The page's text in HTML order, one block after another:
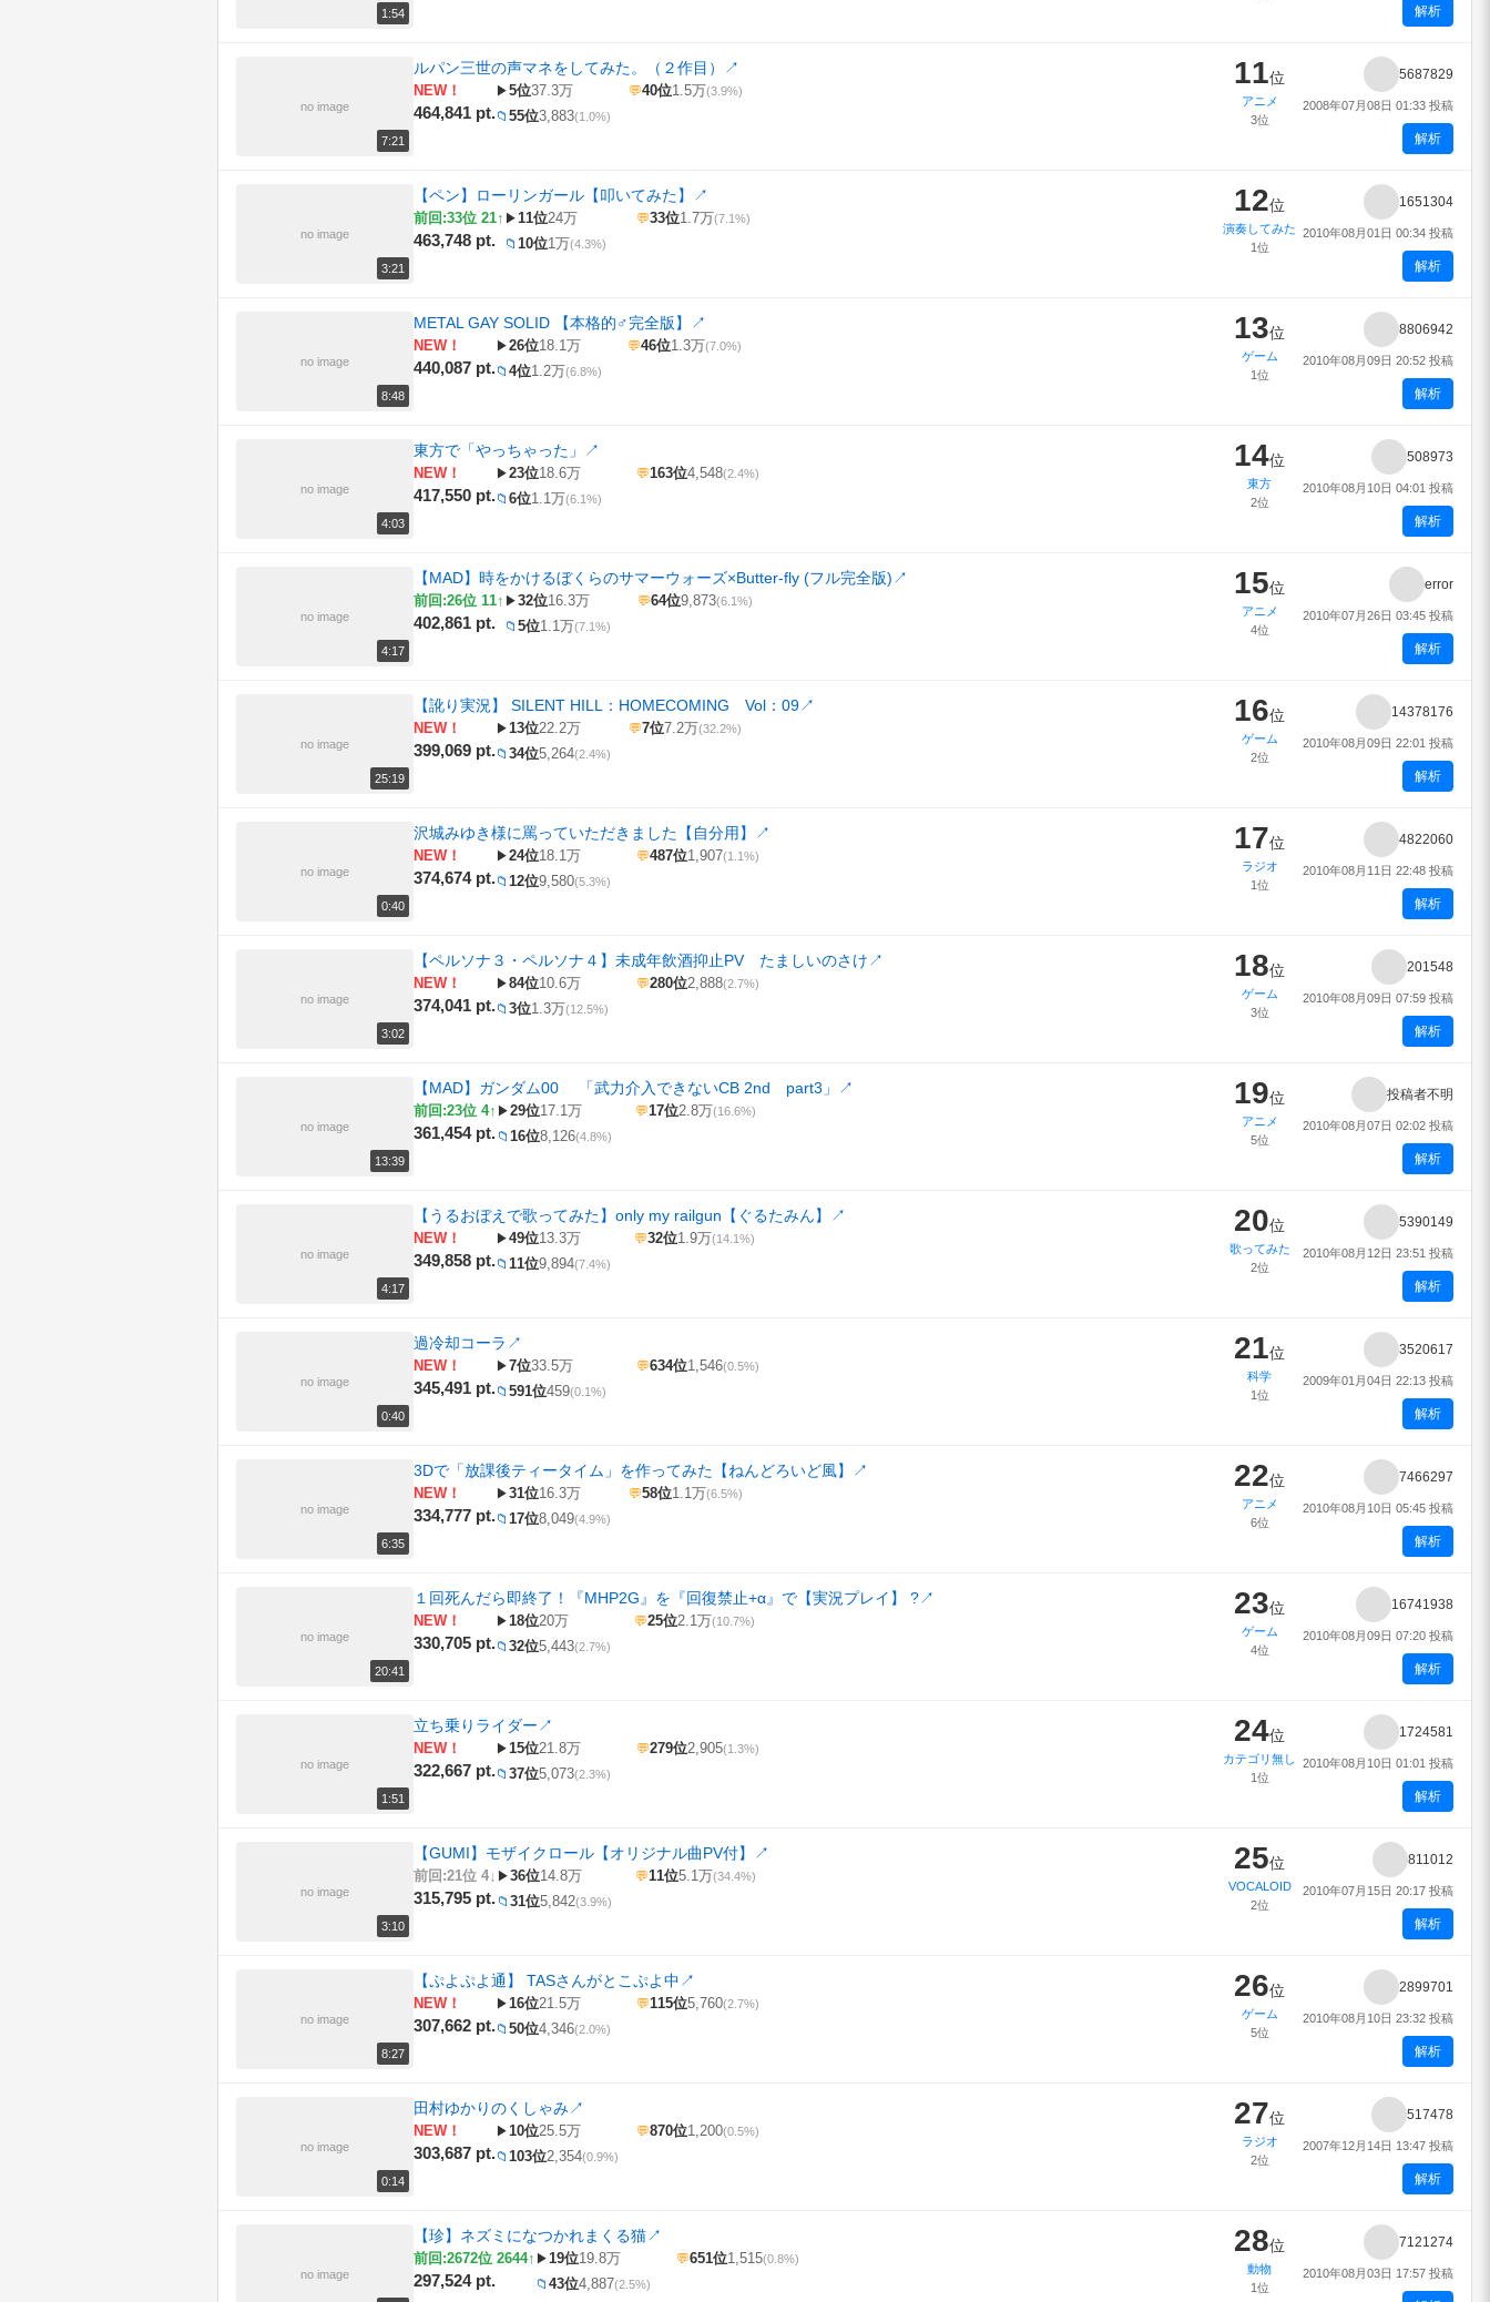
1:54 解析
no image
7:21
ルパン三世の声マネをしてみた。（２作目） ↗
NEW！
464,841 pt.
▶5位37.3万 💬40位1.5万(3.9%)
📁 55位3,883(1.0%)
11位
アニメ
3位
5687829
2008年07月08日 01:33 投稿
解析
no image
3:21
【ペン】ローリンガール【叩いてみた】 ↗
前回:33位 21↑
463,748 pt.
▶11位24万 💬33位1.7万(7.1%)
📁 10位1万(4.3%)
12位
演奏してみた
1位
1651304
2010年08月01日 00:34 投稿
解析
no image
8:48
METAL GAY SOLID 【本格的♂完全版】 ↗
NEW！
440,087 pt.
▶26位18.1万 💬46位1.3万(7.0%)
📁 4位1.2万(6.8%)
13位
ゲーム
1位
8806942
2010年08月09日 20:52 投稿
解析
no image
4:03
東方で「やっちゃった」 ↗
NEW！
417,550 pt.
▶23位18.6万 💬163位4,548(2.4%)
📁 6位1.1万(6.1%)
14位
東方
2位
508973
2010年08月10日 04:01 投稿
解析
no image
4:17
【MAD】時をかけるぼくらのサマーウォーズ×Butter-fly (フル完全版)↗
前回:26位 11↑
402,861 pt.
▶32位16.3万 💬64位9,873(6.1%)
📁 5位1.1万(7.1%)
15位
アニメ
4位
error
2010年07月26日 03:45 投稿
解析
no image
25:19
【訛り実況】 SILENT HILL：HOMECOMING Vol：09↗
NEW！
399,069 pt.
▶13位22.2万 💬7位7.2万(32.2%)
📁 34位5,264(2.4%)
16位
ゲーム
2位
14378176
2010年08月09日 22:01 投稿
解析
no image
0:40
沢城みゆき様に罵っていただきました【自分用】 ↗
NEW！
374,674 pt.
▶24位18.1万 💬487位1,907(1.1%)
📁 12位9,580(5.3%)
17位
ラジオ
1位
4822060
2010年08月11日 22:48 投稿
解析
no image
3:02
【ペルソナ３・ペルソナ４】未成年飲酒抑止PV たましいのさけ↗
NEW！
374,041 pt.
▶84位10.6万 💬280位2,888(2.7%)
📁 3位1.3万(12.5%)
18位
ゲーム
3位
201548
2010年08月09日 07:59 投稿
解析
no image
13:39
【MAD】ガンダム00 「武力介入できないCB 2nd part3」 ↗
前回:23位 4↑
361,454 pt.
▶29位17.1万 💬17位2.8万(16.6%)
📁 16位8,126(4.8%)
19位
アニメ
5位
投稿者不明
2010年08月07日 02:02 投稿
解析
no image
4:17
【うるおぼえで歌ってみた】only my railgun【ぐるたみん】 ↗
NEW！
349,858 pt.
▶49位13.3万 💬32位1.9万(14.1%)
📁 11位9,894(7.4%)
20位
歌ってみた
2位
5390149
2010年08月12日 23:51 投稿
解析
no image
0:40
過冷却コーラ ↗
NEW！
345,491 pt.
▶7位33.5万 💬634位1,546(0.5%)
📁 591位459(0.1%)
21位
科学
1位
3520617
2009年01月04日 22:13 投稿
解析
no image
6:35
3Dで「放課後ティータイム」を作ってみた【ねんどろいど風】 ↗
NEW！
334,777 pt.
▶31位16.3万 💬58位1.1万(6.5%)
📁 17位8,049(4.9%)
22位
アニメ
6位
7466297
2010年08月10日 05:45 投稿
解析
no image
20:41
１回死んだら即終了！『MHP2G』を『回復禁止+α』で【実況プレイ】 ?↗
NEW！
330,705 pt.
▶18位20万 💬25位2.1万(10.7%)
📁 32位5,443(2.7%)
23位
ゲーム
4位
16741938
2010年08月09日 07:20 投稿
解析
no image
1:51
立ち乗りライダー↗
NEW！
322,667 pt.
▶15位21.8万 💬279位2,905(1.3%)
📁 37位5,073(2.3%)
24位
カテゴリ無し
1位
1724581
2010年08月10日 01:01 投稿
解析
no image
3:10
【GUMI】モザイクロール【オリジナル曲PV付】 ↗
前回:21位 4↓
315,795 pt.
▶36位14.8万 💬11位5.1万(34.4%)
📁 31位5,842(3.9%)
25位
VOCALOID
2位
811012
2010年07月15日 20:17 投稿
解析
no image
8:27
【ぷよぷよ通】 TASさんがとこぷよ中↗
NEW！
307,662 pt.
▶16位21.5万 💬115位5,760(2.7%)
📁 50位4,346(2.0%)
26位
ゲーム
5位
2899701
2010年08月10日 23:32 投稿
解析
no image
0:14
田村ゆかりのくしゃみ↗
NEW！
303,687 pt.
▶10位25.5万 💬870位1,200(0.5%)
📁 103位2,354(0.9%)
27位
ラジオ
2位
517478
2007年12月14日 13:47 投稿
解析
no image
【珍】ネズミになつかれまくる猫↗
前回:2672位 2644↑
297,524 pt.
▶19位19.8万 💬651位1,515(0.8%)
📁 43位4,887(2.5%)
28位
動物
1位
7121274
2010年08月03日 17:57 投稿